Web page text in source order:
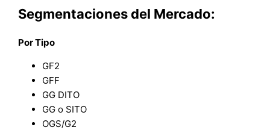
Segmentaciones del Mercado:
Por Tipo
GF2
GFF
GG DITO
GG o SITO
OGS/G2